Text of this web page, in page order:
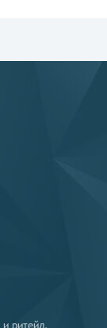
и ритейл.